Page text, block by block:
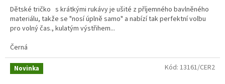
Dětské tričko s krátkými rukávy je ušité z příjemného bavlněného
materiálu, takže se "nosí úplně samo" a nabízí tak perfektní volbu
pro volný čas., kulatým výstřihem...
Černá
Novinka Kód: 13161/CER2